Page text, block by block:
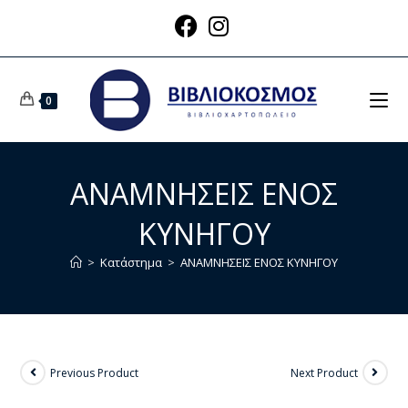
0
ΑΝΑΜΝΗΣΕΙΣ ΕΝΟΣ
ΚΥΝΗΓΟΥ
> Κατάστημα > ΑΝΑΜΝΗΣΕΙΣ ΕΝΟΣ ΚΥΝΗΓΟΥ
Previous Product Next Product